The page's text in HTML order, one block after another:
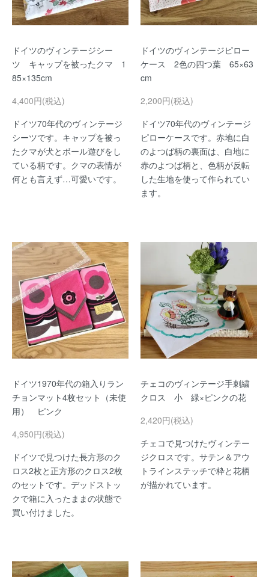
ドイツのヴィンテージシー
ツ キャップを被ったクマ 1
85×135cm
4,400円(税込)
ドイツ70年代のヴィンテージ
シーツです。キャップを被っ
たクマが犬とボール遊びをし
ている柄です。クマの表情が
何とも言えず…可愛いです。
ドイツのヴィンテージピロー
ケース 2色の四つ葉 65×63
cm
2,200円(税込)
ドイツ70年代のヴィンテージ
ピローケースです。赤地に白
のよつば柄の裏面は、白地に
赤のよつば柄と、色柄が反転
した生地を使って作られてい
ます。
ドイツ1970年代の箱入りラン
チョンマット4枚セット（未使
用） ピンク
4,950円(税込)
ドイツで見つけた長方形のク
ロス2枚と正方形のクロス2枚
のセットです。デッドストッ
クで箱に入ったままの状態で
買い付けました。
チェコのヴィンテージ手刺繍
クロス 小 緑×ピンクの花
2,420円(税込)
チェコで見つけたヴィンテー
ジクロスです。サテン＆アウ
トラインステッチで枠と花柄
が描かれています。